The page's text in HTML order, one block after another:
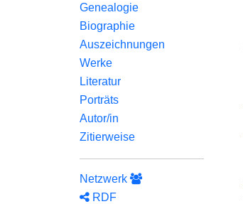
Genealogie
Biographie
Auszeichnungen
Werke
Literatur
Porträts
Autor/in
Zitierweise
Netzwerk
RDF